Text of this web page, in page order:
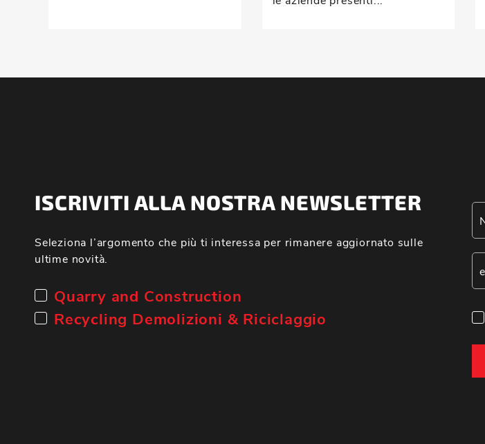
ISCRIVITI ALLA NOSTRA NEWSLETTER
Seleziona l’argomento che più ti interessa per rimanere aggiornato sulle
ultime novità.
Quarry and Construction
Recycling Demolizioni & Riciclaggio